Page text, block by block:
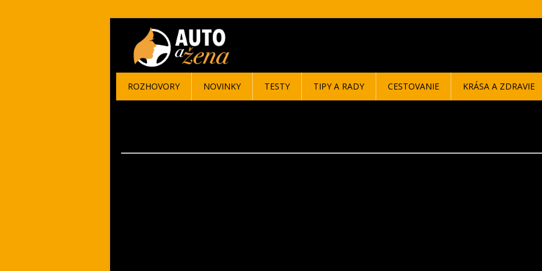
ROZHOVORY NOVINKY TESTY TIPY A RADY CESTOVANIE KRÁSA A ZDRAVIE